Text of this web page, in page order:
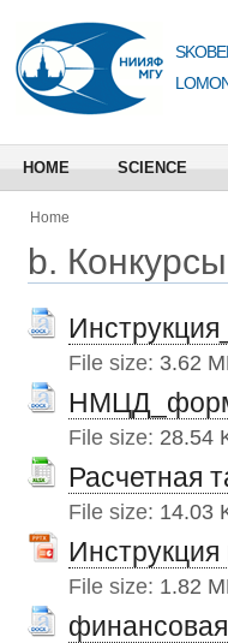
HOME SCIENCE
Home
b.
File size: 3.62
File size: 28.54
Расчетная
File size: 14.03
File size: 1.82